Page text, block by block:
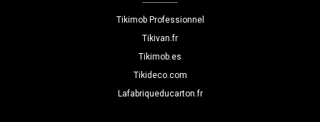
Tikimob Professionnel
Tikivan.fr
Tikimob.es
Tikideco.com
Lafabriqueducarton.fr